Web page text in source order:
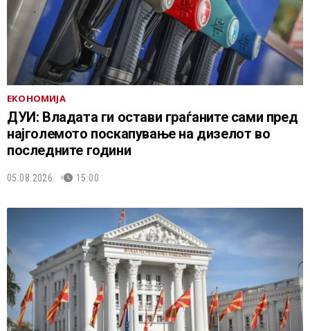
ЕКОНОМИЈА
ДУИ: Владата ги остави граѓаните сами пред
најголемото поскапување на дизелот во
последните години
05.08.2026. 15:00